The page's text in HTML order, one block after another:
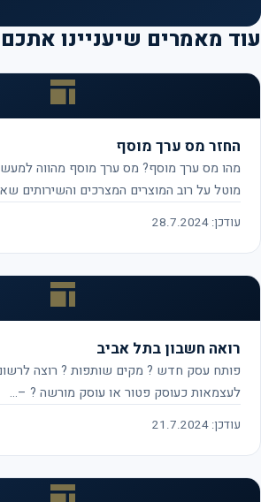
מאמרים שיעניינו אתכם
החזר מס ערך מוסף
מהו מס ערך מוסף? מס ערך מוסף מהווה
מוטל על רוב המוצרים המצרכים והשירותים
עודכן: 28.7.2024
רואה חשבון בתל אביב
פותח עסק חדש ? מקים שותפות ? רוצה
לעצמאות כעוסק פטור או עוסק מורשה ? –…
עודכן: 21.7.2024